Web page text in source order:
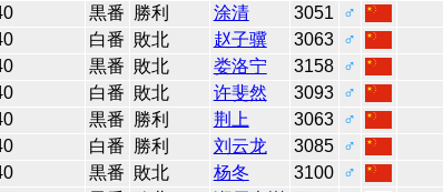
黒番 勝利 涂清 3051
♂
白番 敗北 赵子骥 3063
♂
黒番 敗北 娄洛宁 3158
♂
白番 敗北 许斐然 3093
♂
黒番 勝利 荆上 3063
♂
白番 勝利 刘云龙 3085
♂
黒番 敗北 杨冬 3100
♂